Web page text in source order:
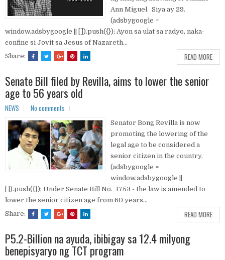
Ann Miguel. Siya ay 29.
(adsbygoogle =
window.adsbygoogle || []).push({}); Ayon sa ulat sa radyo, naka-
confine si Jovit sa Jesus of Nazareth...
Share:
READ MORE
Senate Bill filed by Revilla, aims to lower the senior
age to 56 years old
NEWS No comments
Senator Bong Revilla is now
promoting the lowering of the
legal age to be considered a
senior citizen in the country.
(adsbygoogle =
window.adsbygoogle ||
[]).push({}); Under Senate Bill No. 1753 - the law is amended to
lower the senior citizen age from 60 years...
Share:
READ MORE
P5.2-Billion na ayuda, ibibigay sa 12.4 milyong
benepisyaryo ng TCT program